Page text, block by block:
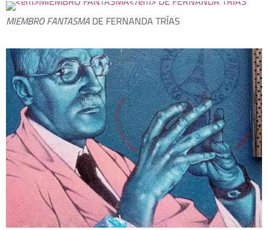
MIEMBRO FANTASMA DE FERNANDA TRÍAS